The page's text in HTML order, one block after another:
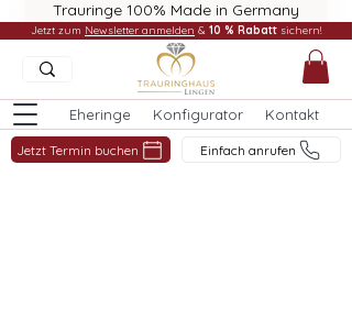
Trauringe 100% Made in Germany
Eheringe Konfigurator Kontakt
Jetzt Termin buchen Einfach anrufen
Jetzt zum Newsletter anmelden & 10 % Rabatt sichern!